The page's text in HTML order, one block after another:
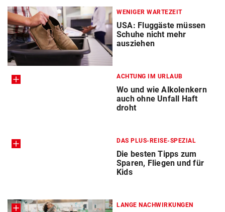
WENIGER WARTEZEIT
USA: Fluggäste müssen
Schuhe nicht mehr
ausziehen
ACHTUNG IM URLAUB
Wo und wie Alkolenkern
auch ohne Unfall Haft
droht
DAS PLUS-REISE-SPEZIAL
Die besten Tipps zum
Sparen, Fliegen und für
Kids
LANGE NACHWIRKUNGEN